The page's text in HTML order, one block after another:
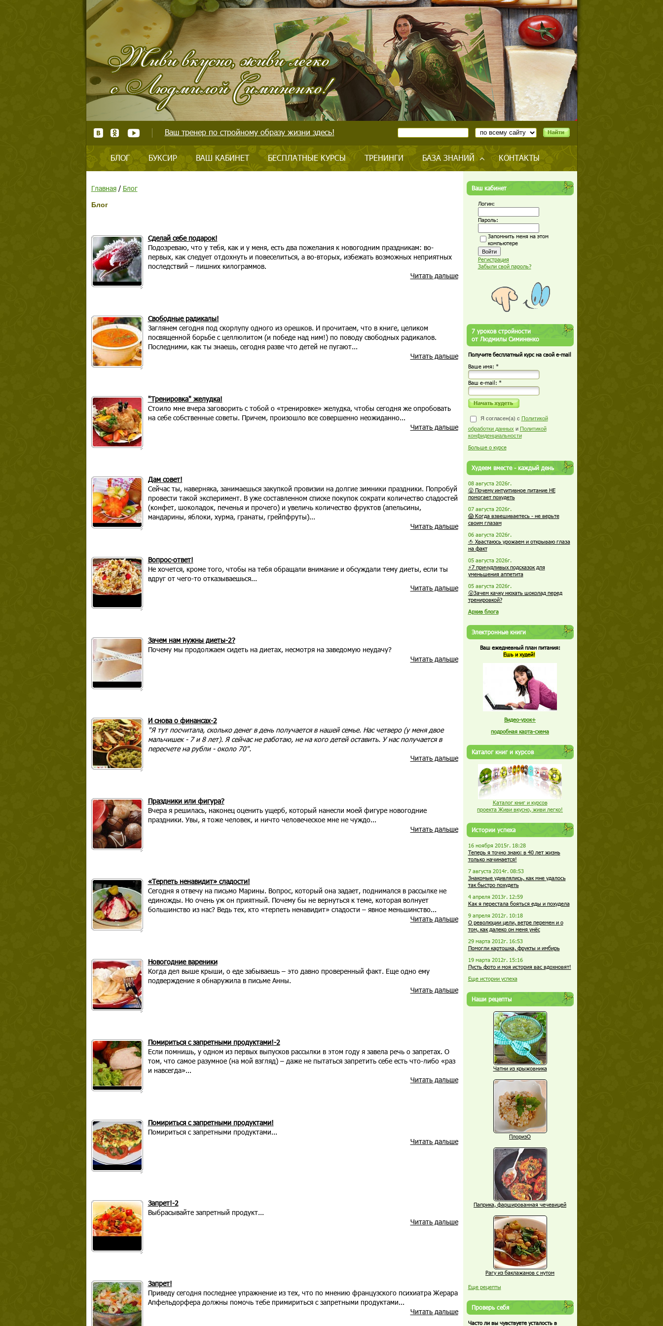
Ваш тренер по стройному образу жизни здесь!
БЛОГ БУКСИР ВАШ КАБИНЕТ БЕСПЛАТНЫЕ КУРСЫ ТРЕНИНГИ БАЗА ЗНАНИЙ КОНТАКТЫ
Главная/ Блог
Блог
Сделай себе подарок!
Подозреваю, что у тебя, как и у меня, есть два пожелания к новогодним праздникам: во-
первых, как следует отдохнуть и повеселиться, а во-вторых, избежать возможных неприятных
последствий – лишних килограммов.
Читать дальше
Свободные радикалы!
Заглянем сегодня под скорлупу одного из орешков. И прочитаем, что в книге, целиком
посвященной борьбе с целлюлитом (и победе над ним!) по поводу свободных радикалов.
Последними, как ты знаешь, сегодня разве что детей не пугают...
Читать дальше
"Тренировка" желудка!
Стоило мне вчера заговорить с тобой о «тренировке» желудка, чтобы сегодня же опробовать
на себе собственные советы. Причем, произошло все совершенно неожиданно...
Читать дальше
Дам совет!
Сейчас ты, наверняка, занимаешься закупкой провизии на долгие зимники праздники. Попробуй
провести такой эксперимент. В уже составленном списке покупок сократи количество сладостей
(конфет, шоколадок, печенья и прочего) и увеличь количество фруктов (апельсины,
мандарины, яблоки, хурма, гранаты, грейпфруты)...
Читать дальше
Вопрос-ответ!
Не хочется, кроме того, чтобы на тебя обращали внимание и обсуждали тему диеты, если ты
вдруг от чего-то отказываешься...
Читать дальше
Зачем нам нужны диеты-2?
Почему мы продолжаем сидеть на диетах, несмотря на заведомую неудачу?
Читать дальше
И снова о финансах-2
"Я тут посчитала, сколько денег в день получается в нашей семье. Нас четверо (у меня двое
мальчишек - 7 и 8 лет). Я сейчас не работаю, не на кого детей оставить. У нас получается в
пересчете на рубли - около 70".
Читать дальше
Праздники или фигура?
Вчера я решилась, наконец оценить ущерб, который нанесли моей фигуре новогодние
праздники. Увы, я тоже человек, и ничто человеческое мне не чуждо...
Читать дальше
«Терпеть ненавидит» сладости!
Сегодня я отвечу на письмо Марины. Вопрос, который она задает, поднимался в рассылке не
единожды. Но очень уж он приятный. Почему бы не вернуться к теме, которая волнует
большинство из нас? Ведь тех, кто «терпеть ненавидит» сладости – явное меньшинство...
Читать дальше
Новогодние вареники
Когда дел выше крыши, о еде забываешь – это давно проверенный факт. Еще одно ему
подверждение я обнаружила в письме Анны.
Читать дальше
Помириться с запретными продуктами!-2
Если помнишь, у одном из первых выпусков рассылки в этом году я завела речь о запретах. О
том, что самое разумное (на мой взгляд) – даже не пытаться запретить себе есть что-либо «раз
и навсегда»...
Читать дальше
Помириться с запретными продуктами!
Помириться с запретными продуктами...
Читать дальше
Запрет!-2
Выбрасывайте запретный продукт...
Читать дальше
Запрет!
Приведу сегодня последнее упражнение из тех, что по мнению французского психиатра Жерара
Апфельдорфера должны помочь тебе примириться с запретными продуктами...
Читать дальше
Ваш кабинет
Логин:
Пароль:
Запомнить меня на этом
компьютере
Регистрация
Забыли свой пароль?
7 уроков стройности
от Людмилы Симиненко
Получите бесплатный курс на свой e-mail
Ваше имя: *
Ваш е-mail: *
Я согласен(а) с Политикой
обработки данных и Политикой
конфиденциальности
Больше о курсе
Худеем вместе - каждый день
08 августа 2026г.
😮 Почему интуитивное питание НЕ
помогает похудеть
07 августа 2026г.
😱 Когда взвешиваетесь - не верьте
своим глазам
06 августа 2026г.
🍅 Хвастаюсь урожаем и открываю глаза
на факт
05 августа 2026г.
⚡7 причудливых подсказок для
уменьшения аппетита
05 августа 2026г.
😮Зачем качку нюхать шоколад перед
тренировкой?
Архив блога
Электронные книги
Ваш ежедневный план питания:
Ешь и худей!
Видео-урок+
подробная карта-схема
Каталог книг и курсов
Каталог книг и курсов
проекта Живи вкусно, живи легко!
Истории успеха
16 ноября 2015г. 18:28
Теперь я точно знаю: в 40 лет жизнь
только начинается!
7 августа 2014г. 08:53
Знакомые удивлялись, как мне удалось
так быстро похудеть
4 апреля 2013г. 12:59
Как я перестала бояться еды и похудела
9 апреля 2012г. 10:18
О революции цели, ветре перемен и о
том, как далеко он меня унёс
29 марта 2012г. 16:53
Помогли картошка, фрукты и имбирь
19 марта 2012г. 15:16
Пусть фото и моя история вас вдохновят!
Еще истории успеха
Наши рецепты
Чатни из крыжовника
ПлоризО
Паприка, фаршированная чечевицей
Рагу из баклажанов с нутом
Еще рецепты
Проверь себя
Часто ли вы чувствуете усталость в